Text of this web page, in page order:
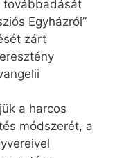
továbbadását
Egyházról”
zárt
a harcos
módszerét, a